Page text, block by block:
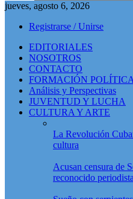
jueves, agosto 6, 2026
Registrarse / Unirse
EDITORIALES
NOSOTROS
CONTACTO
FORMACIÓN POLÍTICA
Análisis y Perspectivas
JUVENTUD Y LUCHA
CULTURA Y ARTE
La Revolución
cultura
Acusan censura de
reconocido